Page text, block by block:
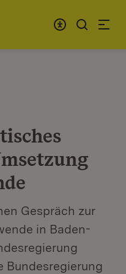
Gespräch zur
in Baden-
Bundesregierung